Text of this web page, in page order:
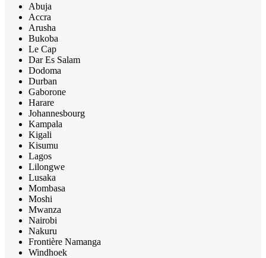
Abuja
Accra
Arusha
Bukoba
Le Cap
Dar Es Salam
Dodoma
Durban
Gaborone
Harare
Johannesbourg
Kampala
Kigali
Kisumu
Lagos
Lilongwe
Lusaka
Mombasa
Moshi
Mwanza
Nairobi
Nakuru
Frontière Namanga
Windhoek